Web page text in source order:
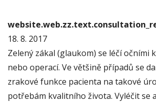
18. 8. 2017
Zelený zákal (glaukom) se léčí očními
nebo operací. Ve většině případů se
zrakové funkce pacienta na takové
potřebám kvalitního života. Vyléčit se